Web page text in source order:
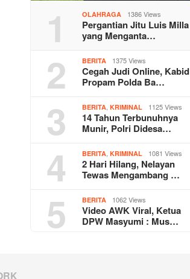
1 OLAHRAGA 1386 Views
Pergantian Jitu Luis Milla
yang Menganta…
2 BERITA 1375 Views
Cegah Judi Online, Kabid
Propam Polda Ba…
3 BERITA ,KRIMINAL 1125 Views
14 Tahun Terbunuhnya
Munir, Polri Didesa…
4 BERITA ,KRIMINAL 1081 Views
2 Hari Hilang, Nelayan
Tewas Mengambang …
5 BERITA 1062 Views
Video AWK Viral, Ketua
DPW Masyumi : Mus…